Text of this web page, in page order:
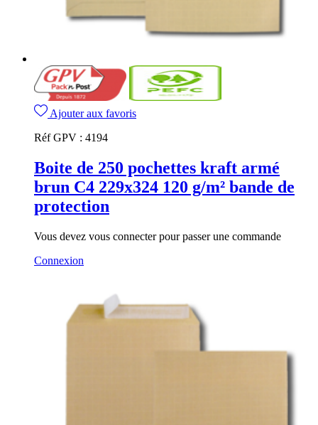
Ajouter aux favoris
Réf GPV : 4194
Boite de 250 pochettes kraft armé
brun C4 229x324 120 g/m² bande de
protection
Vous devez vous connecter pour passer une commande
Connexion